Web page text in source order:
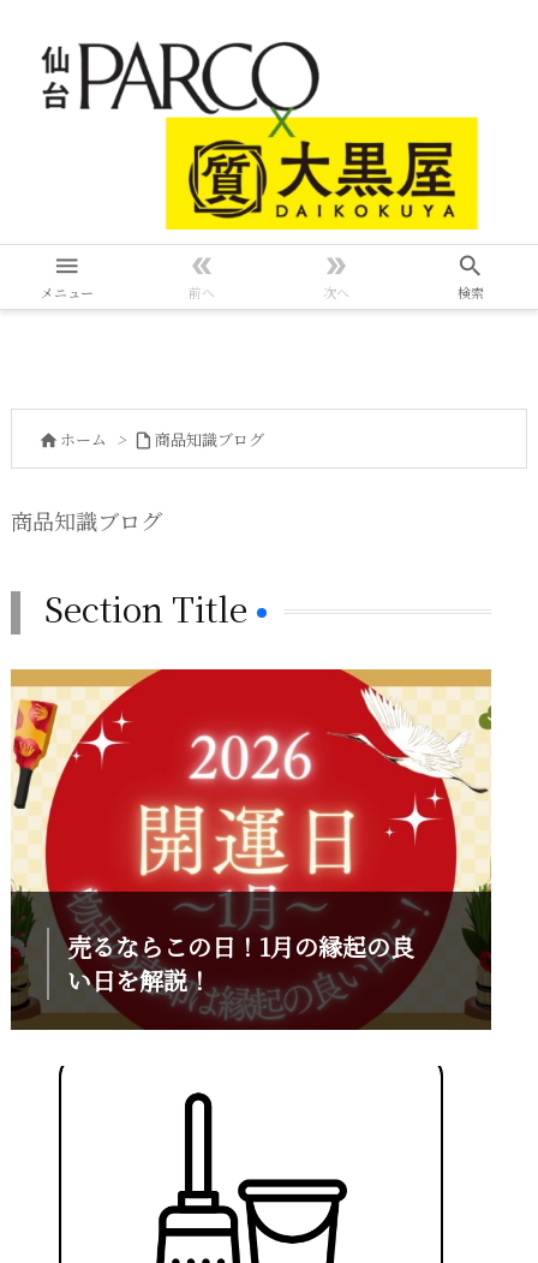

メニュー

前へ

次へ

検索
 ホーム >  商品知識ブログ
商品知識ブログ
Section Title
売るならこの日！1月の縁起の良
い日を解説！